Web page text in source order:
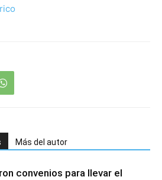
Más del autor
convenios para llevar el